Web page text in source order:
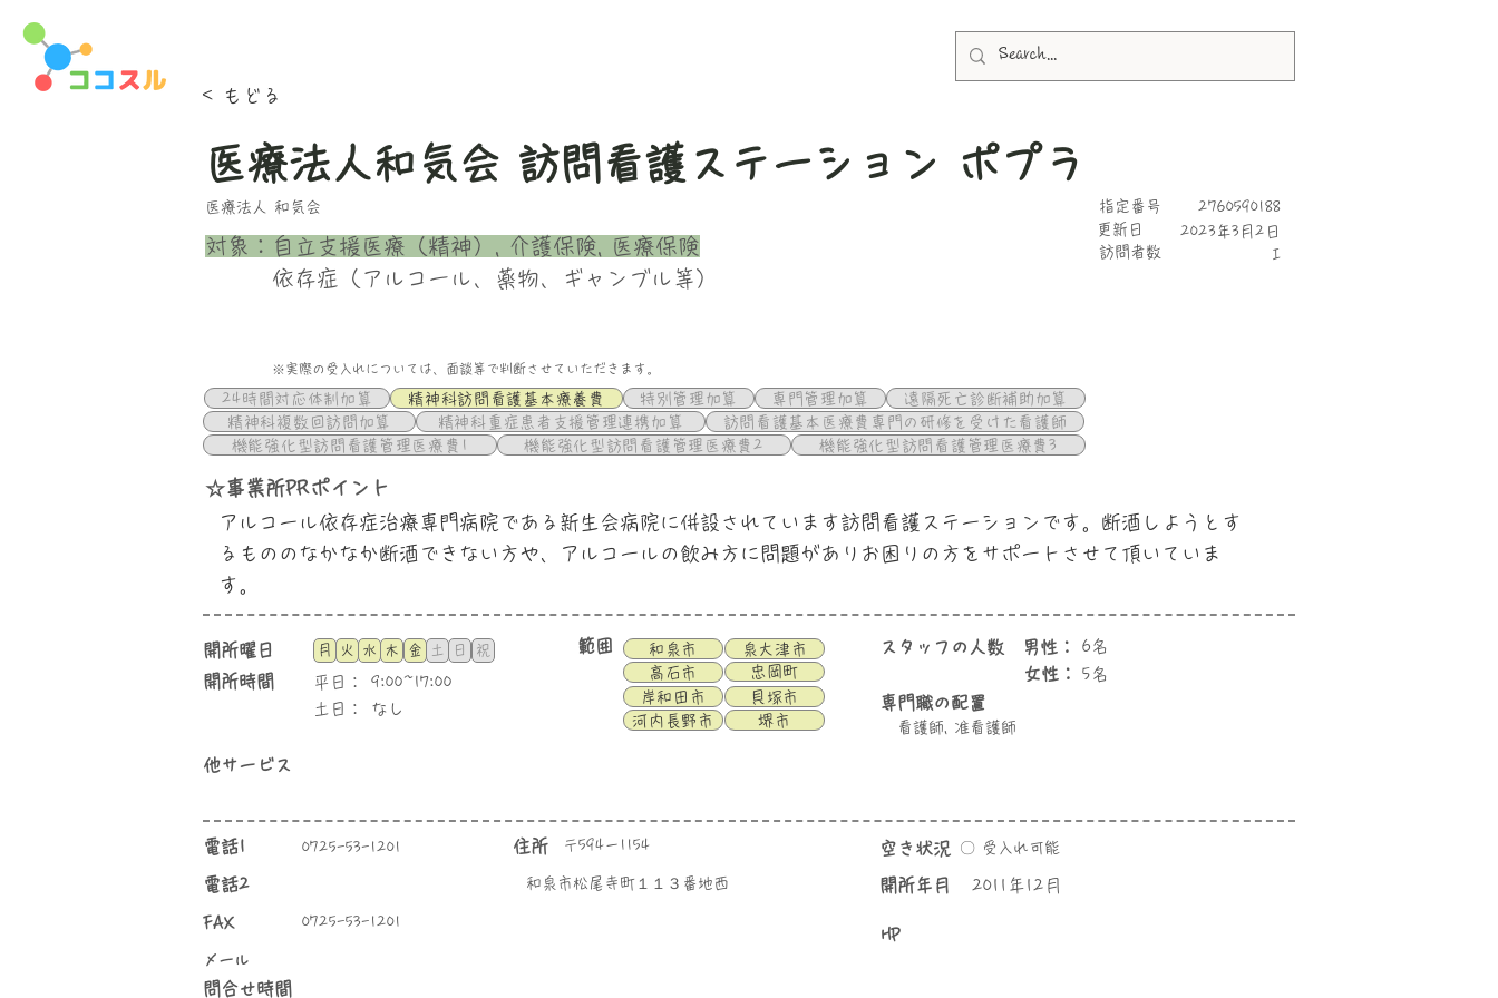
< もどる
医療法人和気会 訪問看護ステーション ポプラ
医療法人 和気会
自立支援医療（精神）, 介護保険, 医療保険
​対象：
依存症（アルコール、薬物、ギャンブル等）
指定番号
2760590188
更新日
2023年3月2日
​訪問者数
I
※実際の受入れについては、面談等で判断させていただきます。
24時間対応体制加算 精神科訪問看護基本療養費 特別管理加算 専門管理加算
遠隔死亡診断補助加算
精神科複数回訪問加算
精神科重症患者支援管理連携加算
訪問看護基本医療費専門の研修を受けた看護師
機能強化型訪問看護管理医療費1
機能強化型訪問看護管理医療費2 機能強化型訪問看護管理医療費3
☆事業所PRポイント
アルコール依存症治療専門病院である新生会病院に併設されています訪問看護ステーションです。断酒しようとす
るもののなかなか断酒できない方や、アルコールの飲み方に問題がありお困りの方をサポートさせて頂いていま
す。
貝塚市
​開所曜日
​開所時間
月 火 水 木 金 土 日 祝
9:00~17:00
平日：
土日：
なし
範囲
和泉市
高石市
岸和田市
河内長野市
泉大津市
忠岡町
堺市
スタッフの人数 男性： 6名
女性： 5名
専門職の配置
看護師, 准看護師
他サービス
​電話1 0725-53-1201
電話2
住所 〒594－1154
和泉市松尾寺町１１３番地西
FAX 0725-53-1201
​メール
問合せ時間
空き状況 〇 受入れ可能
​開所年月 2011年12月
HP